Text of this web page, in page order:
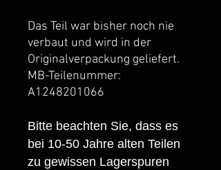
Das Teil war bisher noch nie
verbaut und wird in der
Originalverpackung geliefert.
MB-Teilenummer:
A1248201066
Bitte beachten Sie, dass es
bei 10-50 Jahre alten Teilen
zu gewissen Lagerspuren